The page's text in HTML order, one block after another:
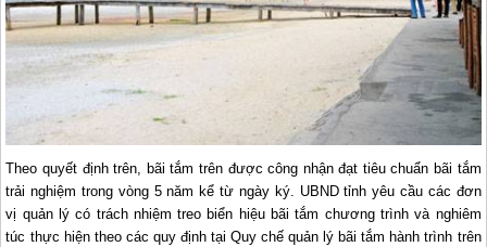
Theo quyết định trên, bãi tắm trên được công nhận đạt tiêu chuẩn bãi tắm
trải nghiệm trong vòng 5 năm kể từ ngày ký. UBND tỉnh yêu cầu các đơn
vị quản lý có trách nhiệm treo biển hiệu bãi tắm chương trình và nghiêm
túc thực hiện theo các quy định tại Quy chế quản lý bãi tắm hành trình trên